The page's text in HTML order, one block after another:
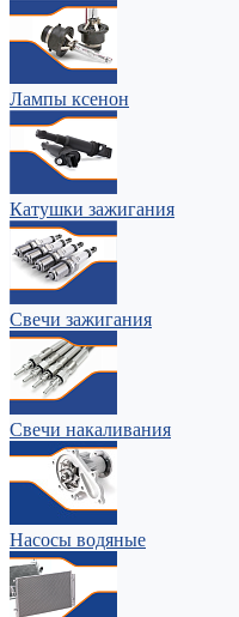
Лампы ксенон
Катушки зажигания
Свечи зажигания
Свечи накаливания
Насосы водяные